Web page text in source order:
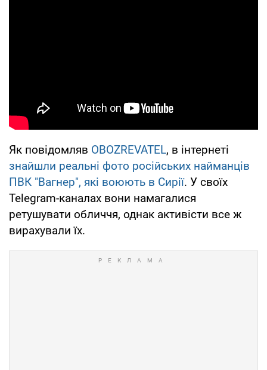
Як повідомляв OBOZREVATEL, в інтернеті
знайшли реальні фото російських найманців
ПВК "Вагнер", які воюють в Сирії. У своїх
Telegram-каналах вони намагалися
ретушувати обличчя, однак активісти все ж
вирахували їх.